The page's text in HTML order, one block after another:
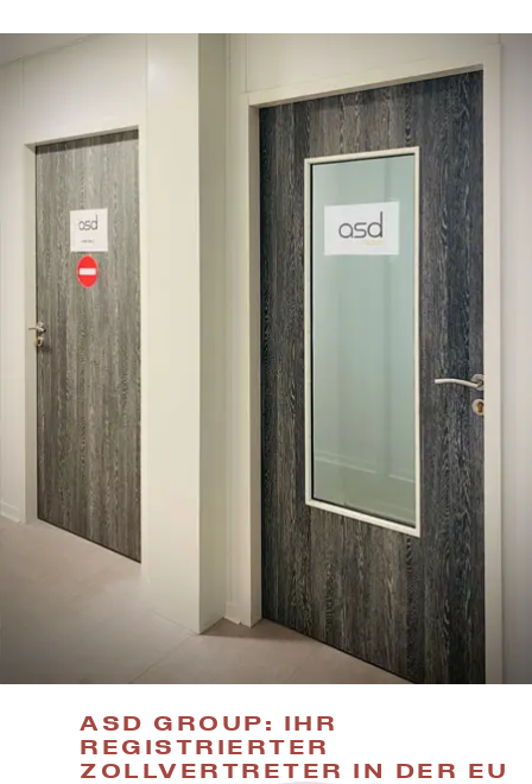
ASD GROUP: IHR
REGISTRIERTER
ZOLLVERTRETER IN DER EU